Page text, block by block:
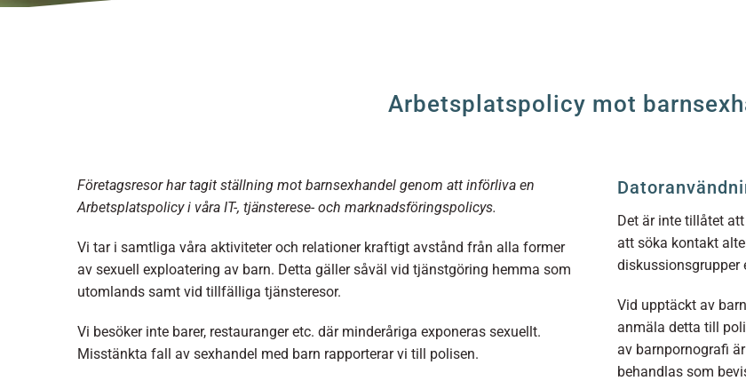
Arbetsplatspolicy mot
Företagsresor har tagit ställning mot barnsexhandel genom att införliva en
Arbetsplatspolicy i våra IT-, tjänsterese- och marknadsföringspolicys.
Vi tar i samtliga våra aktiviteter och relationer kraftigt avstånd från alla former
av sexuell exploatering av barn. Detta gäller såväl vid tjänstgöring hemma som
utomlands samt vid tillfälliga tjänsteresor.
Vi besöker inte barer, restauranger etc. där minderåriga exponeras sexuellt.
Misstänkta fall av sexhandel med barn rapporterar vi till polisen.
Det är inte tillåtet
att söka kontakt
diskussionsgrupper
Vid upptäckt av
anmäla detta till
av barnpornografi
behandlas som